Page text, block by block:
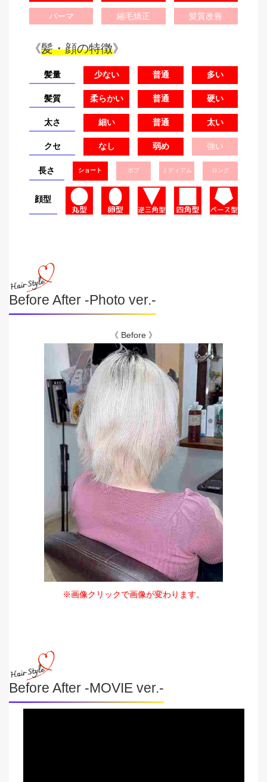
パーマ 縮毛矯正 髪質改善
《髪・顔の特徴》
髪量 少ない 普通 多い
髪質 柔らかい 普通 硬い
太さ 細い 普通 太い
クセ なし 弱め 強い
長さ ショート ボブ ミディアム ロング
顔型
Before After -Photo ver.-
《 Before 》
※画像クリックで画像が変わります。
Before After -MOVIE ver.-